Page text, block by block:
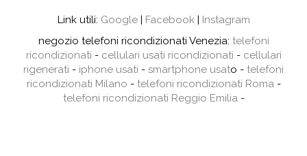
Link utili: Google| Facebook|
Instagram
negozio telefoni ricondizionati Venezia: telefoni
ricondizionati - cellulari usati ricondizionati - cellulari
rigenerati - iphone usati - smartphone usato - telefoni
ricondizionati Milano - telefoni ricondizionati Roma-
telefoni ricondizionati Reggio Emilia-